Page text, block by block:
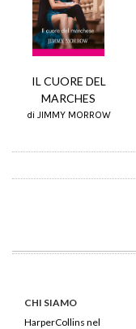
IL CUORE DEL
MARCHES
di JIMMY MORROW
CHI SIAMO
HarperCollins nel